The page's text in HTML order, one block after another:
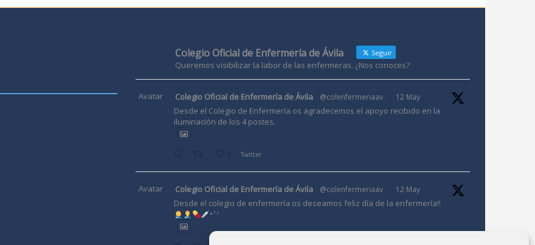
Colegio Oficial de Enfermería de Ávila Seguir
Queremos visibilizar la labor de las enfermeras. ¿Nos conoces?
Avatar Colegio Oficial de Enfermería de Ávila @colenfermeriaav · 12 May
Desde el Colegio de Enfermería os agradecemos el apoyo recibido en la
iluminación de los 4 postes.
1 Twitter
Avatar Colegio Oficial de Enfermería de Ávila @colenfermeriaav · 12 May
Desde el colegio de enfermería os deseamos feliz día de la enfermería!!